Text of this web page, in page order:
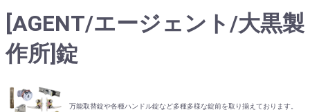
[AGENT/エージェント/大黒製
作所]錠
万能取替錠や各種ハンドル錠など多種多様な錠前を取り揃えております。